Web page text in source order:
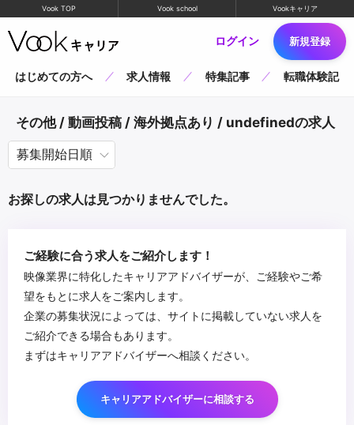
Vook TOP Vook school Vookキャリア
ログイン 新規登録
はじめての方へ 求人情報 特集記事 転職体験記
その他 / 動画投稿 / 海外拠点あり / undefinedの求人
お探しの求人は見つかりませんでした。
ご経験に合う求人をご紹介します！
映像業界に特化したキャリアアドバイザーが、ご経験やご希
望をもとに求人をご案内します。
企業の募集状況によっては、サイトに掲載していない求人を
ご紹介できる場合もあります。
まずはキャリアアドバイザーへ相談ください。
キャリアアドバイザーに相談する